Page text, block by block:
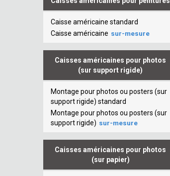
Caisse américaine standard
Caisse américaine sur-mesure
Caisses américaines pour photos
(sur support rigide)
Montage pour photos ou posters (sur
support rigide) standard
Montage pour photos ou posters (sur
support rigide) sur-mesure
Caisses américaines pour photos
(sur papier)